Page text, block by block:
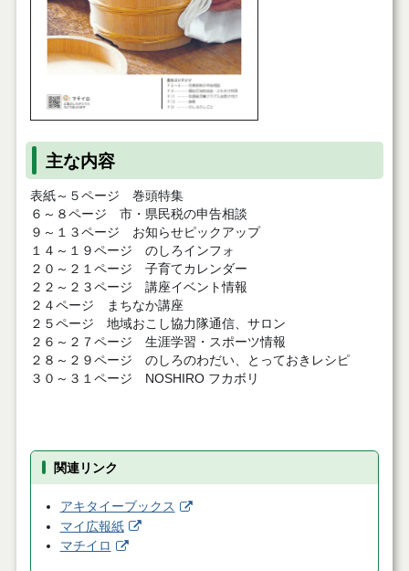
主な内容
表紙～５ページ 巻頭特集
６～８ページ 市・県民税の申告相談
９～１３ページ お知らせピックアップ
１４～１９ページ のしろインフォ
２０～２１ページ 子育てカレンダー
２２～２３ページ 講座イベント情報
２４ページ まちなか講座
２５ページ 地域おこし協力隊通信、サロン
２６～２７ページ 生涯学習・スポーツ情報
２８～２９ページ のしろのわだい、とっておきレシピ
３０～３１ページ NOSHIRO フカボリ
関連リンク
アキタイーブックス
マイ広報紙
マチイロ